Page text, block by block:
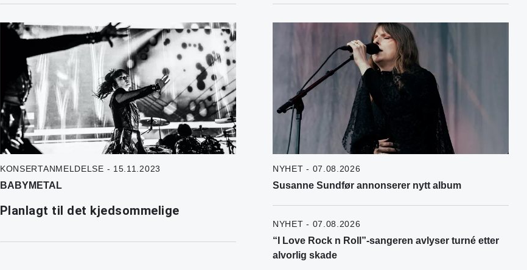
KONSERTANMELDELSE - 15.11.2023
BABYMETAL
Planlagt til det kjedsommelige
NYHET - 07.08.2026
Susanne Sundfør annonserer nytt album
NYHET - 07.08.2026
“I Love Rock n Roll”-sangeren avlyser turné etter
alvorlig skade